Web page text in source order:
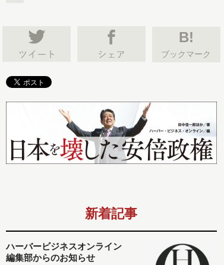
B!
ブックマーク
新着記事
ハーバービジネスオンライン
編集部からのお知らせ